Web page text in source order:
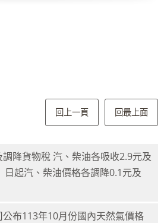
回上一頁 回最上面
降貨物稅 汽、柴油各吸收2.9元及
日起汽、柴油價格各調降0.1元及
公布113年10月份國內天然氣價格